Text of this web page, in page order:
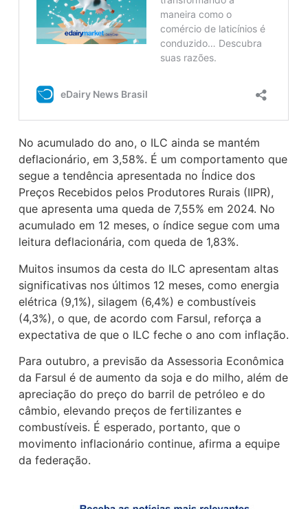
No acumulado do ano, o ILC ainda se mantém
deflacionário, em 3,58%. É um comportamento que
segue a tendência apresentada no Índice dos
Preços Recebidos pelos Produtores Rurais (IIPR),
que apresenta uma queda de 7,55% em 2024. No
acumulado em 12 meses, o índice segue com uma
leitura deflacionária, com queda de 1,83%.
Muitos insumos da cesta do ILC apresentam altas
significativas nos últimos 12 meses, como energia
elétrica (9,1%), silagem (6,4%) e combustíveis
(4,3%), o que, de acordo com Farsul, reforça a
expectativa de que o ILC feche o ano com inflação.
Para outubro, a previsão da Assessoria Econômica
da Farsul é de aumento da soja e do milho, além de
apreciação do preço do barril de petróleo e do
câmbio, elevando preços de fertilizantes e
combustíveis. É esperado, portanto, que o
movimento inflacionário continue, afirma a equipe
da federação.